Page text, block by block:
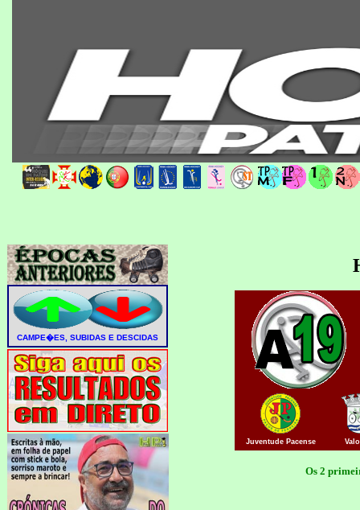
JuventudePacense
Os 2